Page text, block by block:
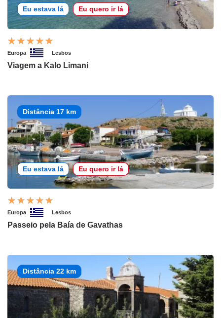
Eu estava lá Eu quero ir lá
Europa Lesbos
Viagem a Kalo Limani
Distância 17 km
Eu estava lá Eu quero ir lá
Europa Lesbos
Passeio pela Baía de Gavathas
Distância 22 km